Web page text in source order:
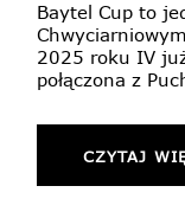
Baytel Cup to
2025 roku IV
połączona z
CZYTAJ